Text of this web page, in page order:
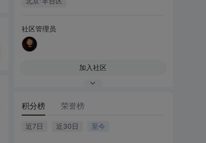
社区管理员
加入社区
积分榜 荣誉榜
近7日 近30日 至今